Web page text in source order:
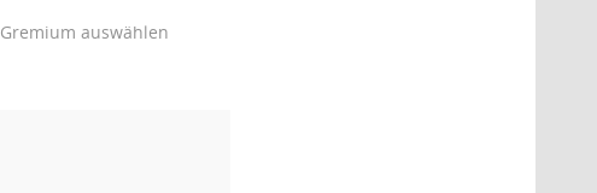
Gremium auswählen